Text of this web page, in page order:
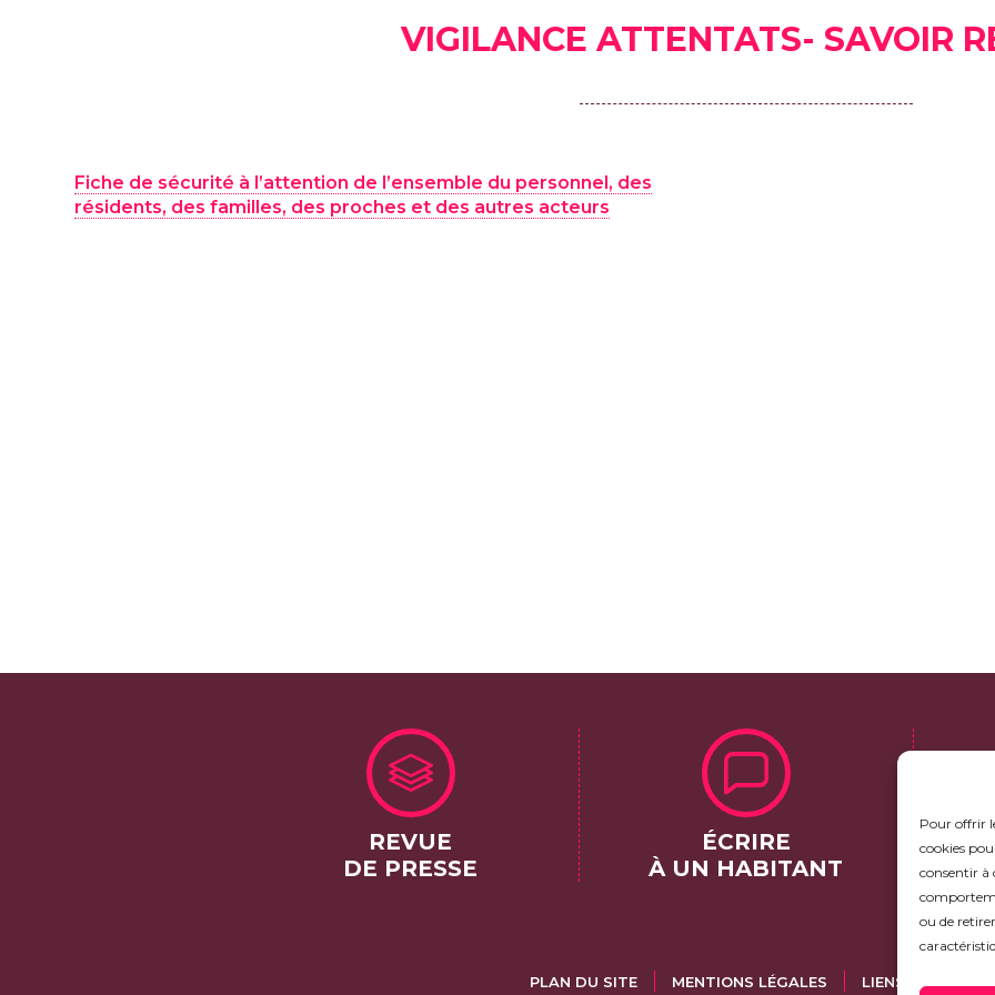
Pour offrir
cookies
consentir à
ou de
VIGILANCE ATTENTATS- SAVOIR
Fiche de sécurité à l’attention de l’ensemble du personnel, des
résidents, des familles, des proches et des autres acteurs
REVUE
DE PRESSE
ÉCRIRE
À UN HABITANT
PLAN DU SITE MENTIONS LÉGALES LIENS UTILES